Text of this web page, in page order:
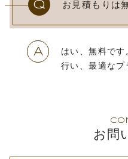
Q お見積もりは
A
はい、無料で
行い、最適なプ
お問